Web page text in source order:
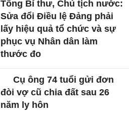
Tổng Bí thư, Chủ tịch nước:
Sửa đổi Điều lệ Đảng phải
lấy hiệu quả tổ chức và sự
phục vụ Nhân dân làm
thước đo
Cụ ông 74 tuổi gửi đơn
đòi vợ cũ chia đất sau 26
năm ly hôn